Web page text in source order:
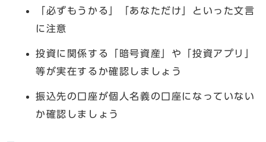
「必ずもうかる」「あなただけ」といった文言
に注意
投資に関係する「暗号資産」や「投資アプリ」
等が実在するか確認しましょう
振込先の口座が個人名義の口座になっていない
か確認しましょう